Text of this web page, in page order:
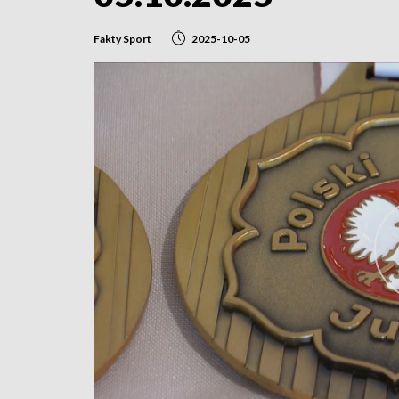
Fakty Sport 2025-10-05